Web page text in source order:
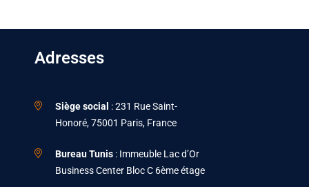
Adresses
Siège social : 231 Rue Saint-
Honoré, 75001 Paris, France
Bureau Tunis : Immeuble Lac d’Or
Business Center Bloc C 6ème étage